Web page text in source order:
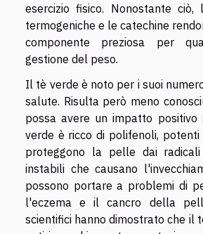
esercizio fisico. Nonostante
termogeniche e le catechine
componente preziosa per
gestione del peso.
Il tè verde è noto per i suoi
salute. Risulta però meno
possa avere un impatto
verde è ricco di polifenoli, potenti
proteggono la pelle dai
instabili che causano
possono portare a problemi di
l'eczema e il cancro della
scientifici hanno dimostrato che il